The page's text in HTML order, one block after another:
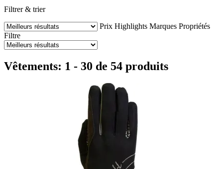
Filtrer & trier
Prix Highlights Marques Propriétés
Filtre
Vêtements: 1 - 30 de 54 produits